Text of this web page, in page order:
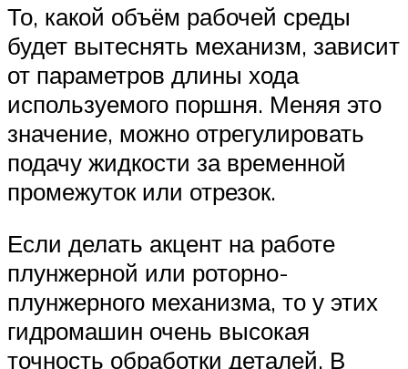
То, какой объём рабочей среды
будет вытеснять механизм, зависит
от параметров длины хода
используемого поршня. Меняя это
значение, можно отрегулировать
подачу жидкости за временной
промежуток или отрезок.
Если делать акцент на работе
плунжерной или роторно-
плунжерного механизма, то у этих
гидромашин очень высокая
точность обработки деталей. В